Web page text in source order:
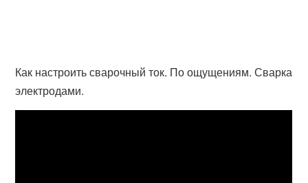
Как настроить сварочный ток. По ощущениям. Сварка
электродами.